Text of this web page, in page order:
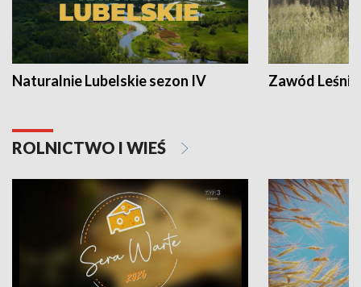
Naturalnie Lubelskie sezon IV Zawód Leśnik
ROLNICTWO I WIEŚ